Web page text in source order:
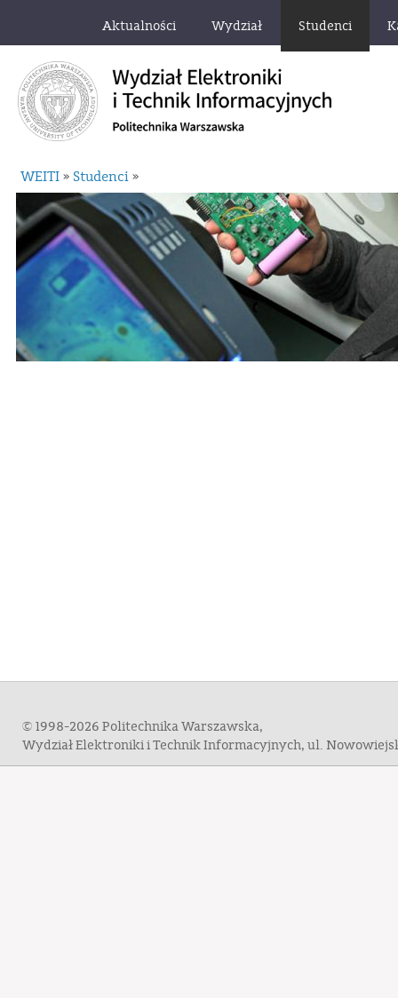
Aktualności Wydział Studenci
WEITI » Studenci »
© 1998-2026 Politechnika Warszawska,
Wydział Elektroniki i Technik Informacyjnych, ul.